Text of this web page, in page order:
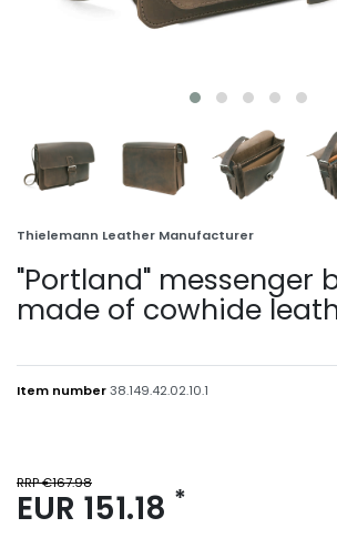
Thielemann Leather Manufacturer
"Portland" messenger
made of cowhide
Item number38.149.42.02.10.1
RRP €167.98
EUR 151.18 *